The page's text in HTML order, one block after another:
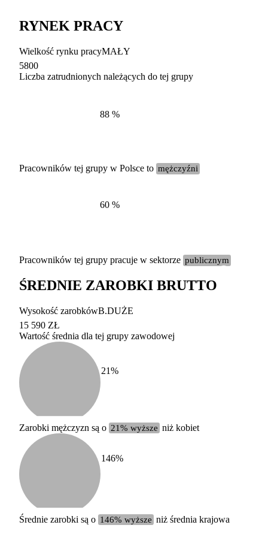
RYNEK PRACY
Etykieta
duży
100-200 tysięcy
Wielkość rynku pracyMAŁY
5800
Liczba zatrudnionych należących do tej grupy
88 %
Pracowników tej grupy w Polsce to mężczyźni
60 %
Pracowników tej grupy pracuje w sektorze publicznym
ŚREDNIE ZAROBKI BRUTTO
średnie
Wysokość zarobkówB.DUŻE
15 590 ZŁ
Wartość średnia dla tej grupy zawodowej
21%
Zarobki mężczyzn są o 21% wyższe niż kobiet
146%
Średnie zarobki są o 146% wyższe niż średnia krajowa